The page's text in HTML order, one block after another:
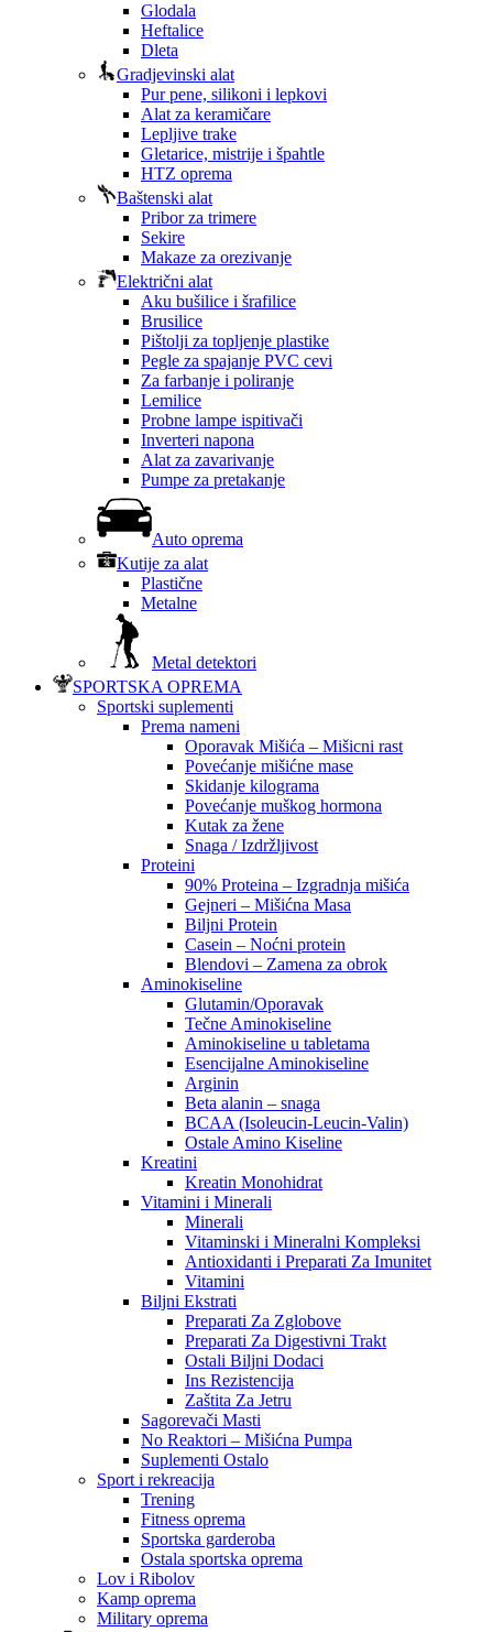
Glodala
Heftalice
Dleta
Gradjevinski alat
Pur pene, silikoni i lepkovi
Alat za keramičare
Lepljive trake
Gletarice, mistrije i špahtle
HTZ oprema
Baštenski alat
Pribor za trimere
Sekire
Makaze za orezivanje
Električni alat
Aku bušilice i šrafilice
Brusilice
Pištolji za topljenje plastike
Pegle za spajanje PVC cevi
Za farbanje i poliranje
Lemilice
Probne lampe ispitivači
Inverteri napona
Alat za zavarivanje
Pumpe za pretakanje
Auto oprema
Kutije za alat
Plastične
Metalne
Metal detektori
SPORTSKA OPREMA
Sportski suplementi
Prema nameni
Oporavak Mišića – Mišicni rast
Povećanje mišićne mase
Skidanje kilograma
Povećanje muškog hormona
Kutak za žene
Snaga / Izdržljivost
Proteini
90% Proteina – Izgradnja mišića
Gejneri – Mišićna Masa
Biljni Protein
Casein – Noćni protein
Blendovi – Zamena za obrok
Aminokiseline
Glutamin/Oporavak
Tečne Aminokiseline
Aminokiseline u tabletama
Esencijalne Aminokiseline
Arginin
Beta alanin – snaga
BCAA (Isoleucin-Leucin-Valin)
Ostale Amino Kiseline
Kreatini
Kreatin Monohidrat
Vitamini i Minerali
Minerali
Vitaminski i Mineralni Kompleksi
Antioxidanti i Preparati Za Imunitet
Vitamini
Biljni Ekstrati
Preparati Za Zglobove
Preparati Za Digestivni Trakt
Ostali Biljni Dodaci
Ins Rezistencija
Zaštita Za Jetru
Sagorevači Masti
No Reaktori – Mišićna Pumpa
Suplementi Ostalo
Sport i rekreacija
Trening
Fitness oprema
Sportska garderoba
Ostala sportska oprema
Lov i Ribolov
Kamp oprema
Military oprema